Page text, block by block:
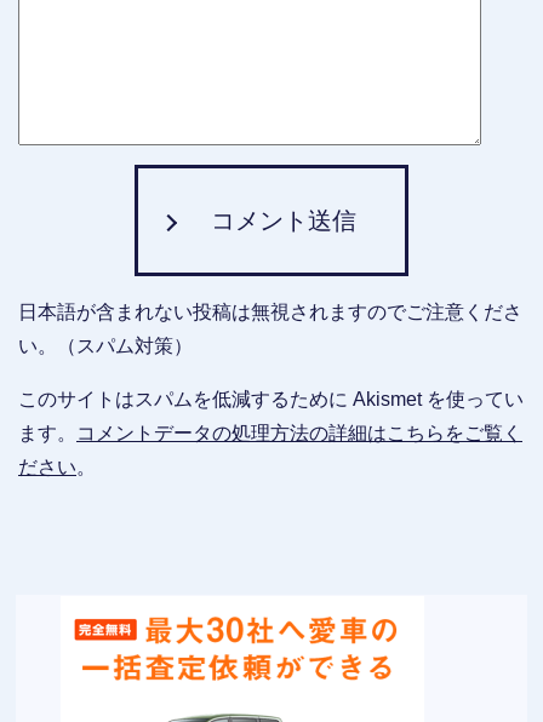
コメント送信
日本語が含まれない投稿は無視されますのでご注意くださ
い。（スパム対策）
このサイトはスパムを低減するために Akismet を使ってい
ます。
コメントデータの処理方法の詳細はこちらをご覧く
ださい。